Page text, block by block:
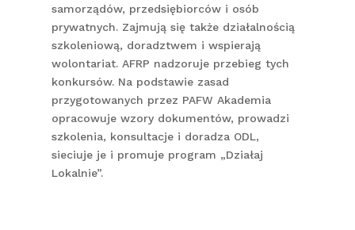
samorządów, przedsiębiorców i osób
prywatnych. Zajmują się także działalnością
szkoleniową, doradztwem i wspierają
wolontariat. AFRP nadzoruje przebieg tych
konkursów. Na podstawie zasad
przygotowanych przez PAFW Akademia
opracowuje wzory dokumentów, prowadzi
szkolenia, konsultacje i doradza ODL,
sieciuje je i promuje program „Działaj
Lokalnie”.